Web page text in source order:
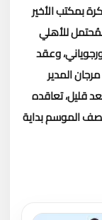
بمكتب الأخير
للأهلي
وعقد
المدير
قليل، تعاقده
الموسم بداية